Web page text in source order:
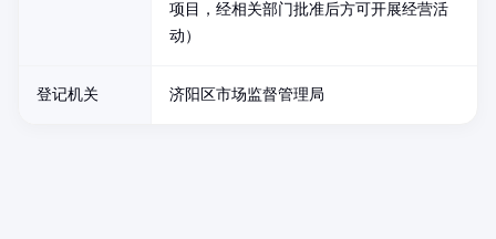
项目，经相关部门批准后方可开展经营活
动）
登记机关 济阳区市场监督管理局